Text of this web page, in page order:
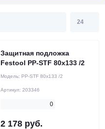
Защитная подложка
Festool PP-STF 80x133 /2
Модель: PP-STF 80x133 /2
Артикул: 203346
0
2 178 руб.